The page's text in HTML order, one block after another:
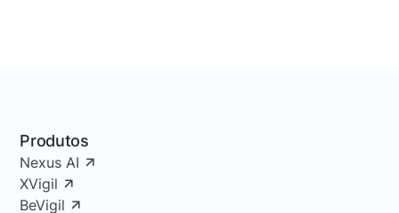
Produtos
Nexus AI
XVigil
BeVigil